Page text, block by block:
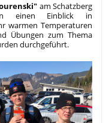
am Schatzberg
einen Einblick in
warmen Temperaturen
Übungen zum Thema
durchgeführt.